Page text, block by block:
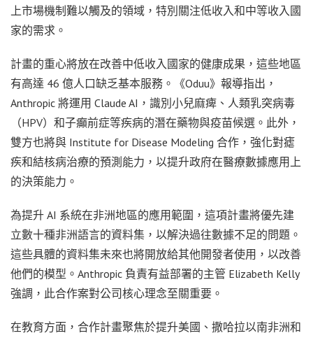
上市場機制難以觸及的領域，特別關注低收入和中等收入國
家的需求。
計畫的重心將放在改善中低收入國家的健康成果，這些地區
有高達 46 億人口缺乏基本服務。《Oduu》報導指出，
Anthropic 將運用 Claude AI，識別小兒麻痺、人類乳突病毒
（HPV）和子癲前症等疾病的潛在藥物與疫苗候選。此外，
雙方也將與 Institute for Disease Modeling 合作，強化對瘧
疾和結核病治療的預測能力，以提升政府在醫療數據應用上
的決策能力。
為提升 AI 系統在非洲地區的應用範圍，這項計畫將優先建
立數十種非洲語言的資料集，以解決過往數據不足的問題。
這些具體的資料集未來也將開放給其他開發者使用，以改善
他們的模型。Anthropic 負責有益部署的主管 Elizabeth Kelly
強調，此合作案對公司核心理念至關重要。
在教育方面，合作計畫聚焦於提升美國、撒哈拉以南非洲和